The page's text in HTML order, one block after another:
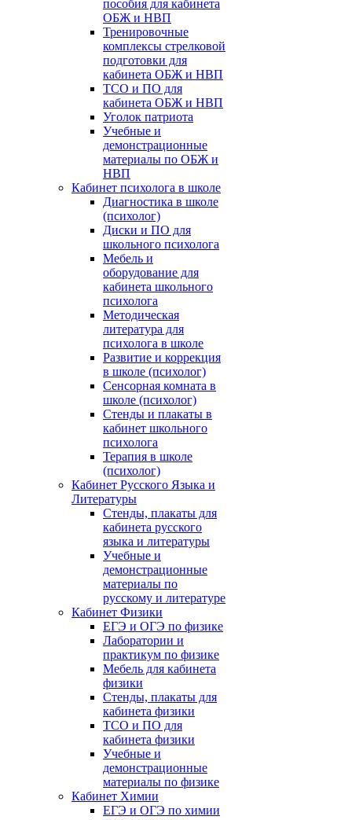
пособия для кабинета
ОБЖ и НВП
Тренировочные
комплексы стрелковой
подготовки для
кабинета ОБЖ и НВП
ТСО и ПО для
кабинета ОБЖ и НВП
Уголок патриота
Учебные и
демонстрационные
материалы по ОБЖ и
НВП
Кабинет психолога в школе
Диагностика в школе
(психолог)
Диски и ПО для
школьного психолога
Мебель и
оборудование для
кабинета школьного
психолога
Методическая
литература для
психолога в школе
Развитие и коррекция
в школе (психолог)
Сенсорная комната в
школе (психолог)
Стенды и плакаты в
кабинет школьного
психолога
Терапия в школе
(психолог)
Кабинет Русского Языка и
Литературы
Стенды, плакаты для
кабинета русского
языка и литературы
Учебные и
демонстрационные
материалы по
русскому и литературе
Кабинет Физики
ЕГЭ и ОГЭ по физике
Лаборатории и
практикум по физике
Мебель для кабинета
физики
Стенды, плакаты для
кабинета физики
ТСО и ПО для
кабинета физики
Учебные и
демонстрационные
материалы по физике
Кабинет Химии
ЕГЭ и ОГЭ по химии